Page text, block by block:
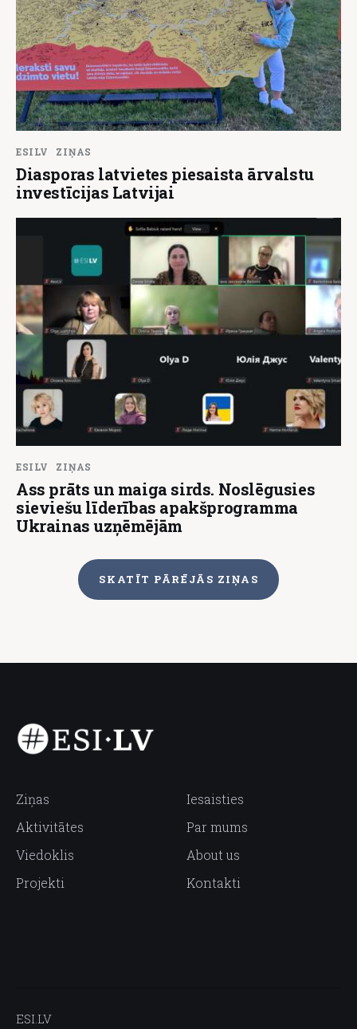
ESILV ZIŅAS
Diasporas latvietes piesaista ārvalstu
investīcijas Latvijai
ESILV ZIŅAS
Ass prāts un maiga sirds. Noslēgusies
sieviešu līderības apakšprogramma
Ukrainas uzņēmējām
SKATĪT PĀRĒJĀS ZIŅAS
Ziņas
Aktivitātes
Viedoklis
Projekti
Iesaisties
Par mums
About us
Kontakti
ESI.LV